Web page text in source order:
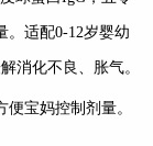
。适配0-12岁婴幼
消化不良、胀气。
宝妈控制剂量。